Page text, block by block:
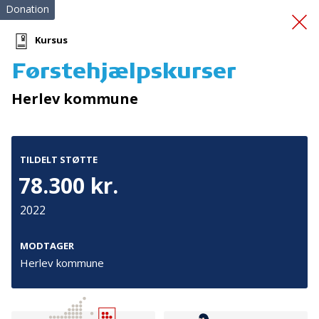
Gadekøkken med vision
Donation
Kursus
Førstehjælpskurser
Herlev kommune
TILDELT STØTTE
78.300 kr.
2022
MODTAGER
Herlev kommune
Tilmeld nyhedsbrev
De seneste nyheder om TrygFondens og TryghedsGruppens
aktiviteter direkte i din indbakke.